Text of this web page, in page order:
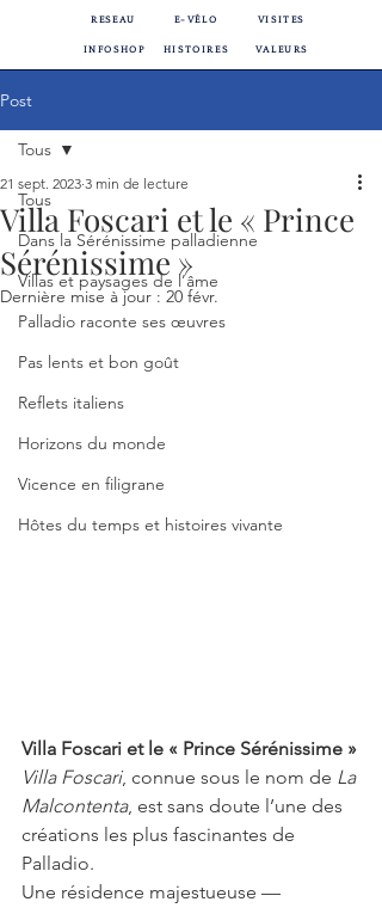
E-VÉLO
RESEAU VISITES
HISTOIRES
INFOSHOP VALEURS
Post
Tous
Dans la Sérénissime palladienne
Villas et paysages de l’âme
Palladio raconte ses œuvres
Pas lents et bon goût
Reflets italiens
Horizons du monde
Vicence en filigrane
Hôtes du temps et histoires vivante
Tous
Villa Foscari et le « Prince
Sérénissime »
21 sept. 2023 3 min de lecture
Dernière mise à jour : 20 févr.
Villa Foscari et le « Prince Sérénissime »
Villa Foscari, connue sous le nom de La
Malcontenta, est sans doute l’une des
créations les plus fascinantes de
Palladio.
Une résidence majestueuse —